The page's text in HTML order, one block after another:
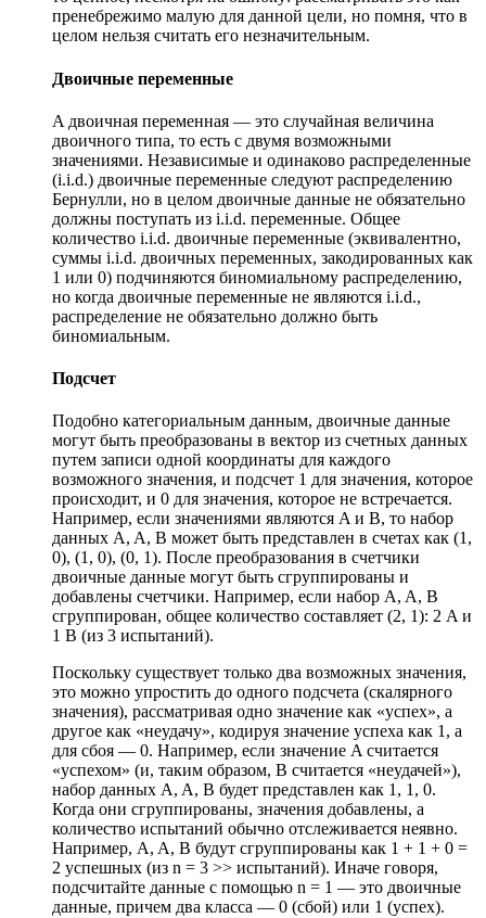
пренебрежимо малую для данной цели, но помня, что в
целом нельзя считать его незначительным.
Двоичные переменные
A двоичная переменная — это случайная величина
двоичного типа, то есть с двумя возможными
значениями. Независимые и одинаково распределенные
(i.i.d.) двоичные переменные следуют распределению
Бернулли, но в целом двоичные данные не обязательно
должны поступать из i.i.d. переменные. Общее
количество i.i.d. двоичные переменные (эквивалентно,
суммы i.i.d. двоичных переменных, закодированных как
1 или 0) подчиняются биномиальному распределению,
но когда двоичные переменные не являются i.i.d.,
распределение не обязательно должно быть
биномиальным.
Подсчет
Подобно категориальным данным, двоичные данные
могут быть преобразованы в вектор из счетных данных
путем записи одной координаты для каждого
возможного значения, и подсчет 1 для значения, которое
происходит, и 0 для значения, которое не встречается.
Например, если значениями являются A и B, то набор
данных A, A, B может быть представлен в счетах как (1,
0), (1, 0), (0, 1). После преобразования в счетчики
двоичные данные могут быть сгруппированы и
добавлены счетчики. Например, если набор A, A, B
сгруппирован, общее количество составляет (2, 1): 2 A и
1 B (из 3 испытаний).
Поскольку существует только два возможных значения,
это можно упростить до одного подсчета (скалярного
значения), рассматривая одно значение как «успех», а
другое как «неудачу», кодируя значение успеха как 1, а
для сбоя — 0. Например, если значение A считается
«успехом» (и, таким образом, B считается «неудачей»),
набор данных A, A, B будет представлен как 1, 1, 0.
Когда они сгруппированы, значения добавлены, а
количество испытаний обычно отслеживается неявно.
Например, A, A, B будут сгруппированы как 1 + 1 + 0 =
2 успешных (из n = 3 >> испытаний). Иначе говоря,
подсчитайте данные с помощью n = 1 — это двоичные
данные, причем два класса — 0 (сбой) или 1 (успех).